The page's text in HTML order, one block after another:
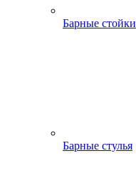
Барные стойки
Барные стулья